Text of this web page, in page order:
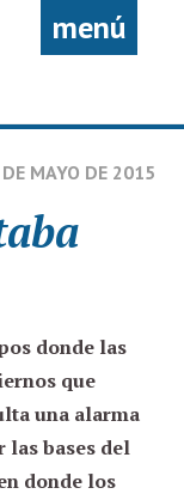
menú
MAYO DE 2015
donde las
que
una alarma
las bases del
donde los